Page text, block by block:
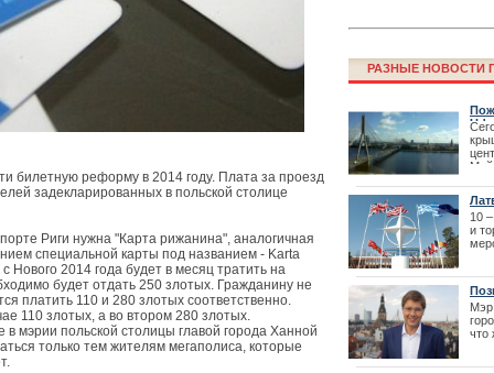
билетную реформу в 2014 году. Плата за проезд
задекларированных в польской столице
Риги нужна "Карта рижанина", аналогичная
специальной карты под названием - Karta
2014 года будет в месяц тратить на
будет отдать 250 злотых. Гражданину не
платить 110 и 280 злотых соответственно.
110 злотых, а во втором 280 злотых.
мэрии польской столицы главой города Ханной
только тем жителям мегаполиса, которые
Фестиваль
перенесен
РАЗНЫЕ НОВОСТИ
|
10
и
Мэр
что
в